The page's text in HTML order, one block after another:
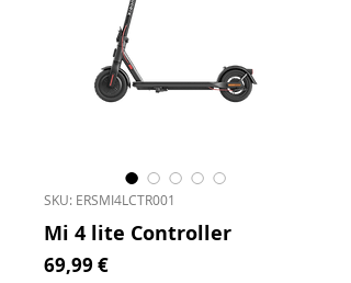
SKU: ERSMI4LCTR001
Mi 4 lite Controller
69,99 €Prezzo